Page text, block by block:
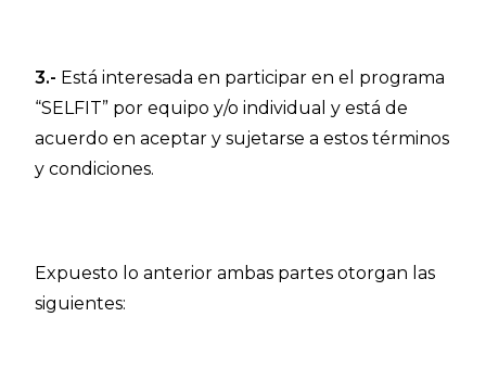
3.- Está interesada en participar en el programa
“SELFIT” por equipo y/o individual y está de
acuerdo en aceptar y sujetarse a estos términos
y condiciones.
Expuesto lo anterior ambas partes otorgan las
siguientes: